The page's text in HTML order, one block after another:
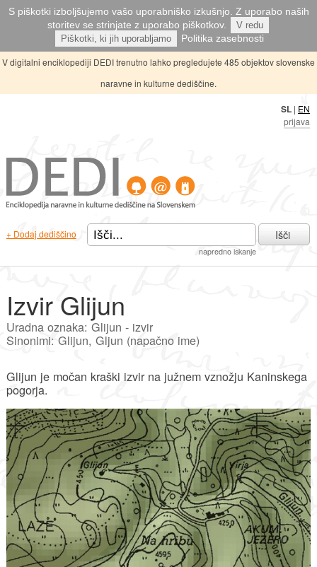
S piškotki izboljšujemo vašo uporabniško izkušnjo. Z uporabo naših
storitev se strinjate z uporabo piškotkov.
V redu
Piškotki, ki jih uporabljamo
Politika zasebnosti
V digitalni enciklopediji DEDI trenutno lahko pregledujete 485 objektov slovenske
naravne in kulturne dediščine.
SL | EN
prijava
+ Dodaj dediščino
napredno iskanje
Išči
Izvir Glijun
Uradna oznaka: Glijun - izvir
Sinonimi: Glijun, Gljun (napačno ime)
Glijun je močan kraški izvir na južnem vznožju Kaninskega
pogorja.